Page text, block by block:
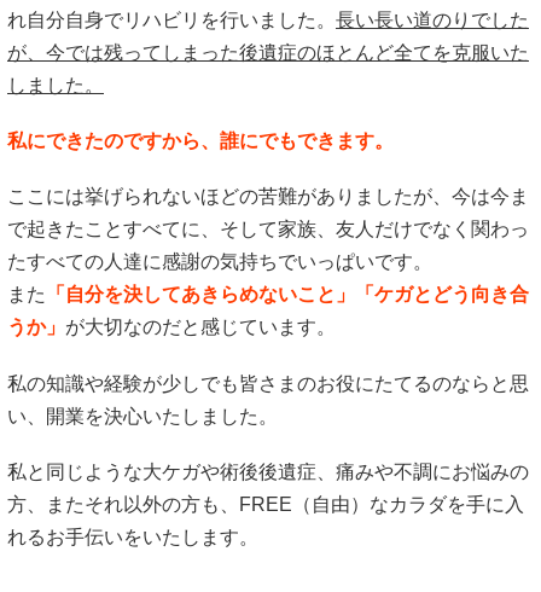
れ自分自身でリハビリを行いました。 長い長い道のりでした
が、今では残ってしまった後遺症のほとんど全てを克服いた
しました。
私にできたのですから、誰にでもできます。
ここには挙げられないほどの苦難がありましたが、今は今ま
で起きたことすべてに、そして家族、友人だけでなく関わっ
たすべての人達に感謝の気持ちでいっぱいです。
また
「自分を決してあきらめないこと」「ケガとどう向き合
うか」 が大切なのだと感じています。
私の知識や経験が少しでも皆さまのお役にたてるのならと思
い、開業を決心いたしました。
私と同じような大ケガや術後後遺症、痛みや不調にお悩みの
方、またそれ以外の方も、FREE（自由）なカラダを手に入
れるお手伝いをいたします。